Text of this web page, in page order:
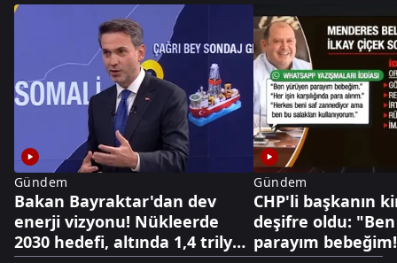
Gündem
Bakan Bayraktar'dan dev
enerji vizyonu! Nükleerde
2030 hedefi, altında 1,4 trilyon
Gündem
CHP'li başkanın
deşifre oldu:
parayım